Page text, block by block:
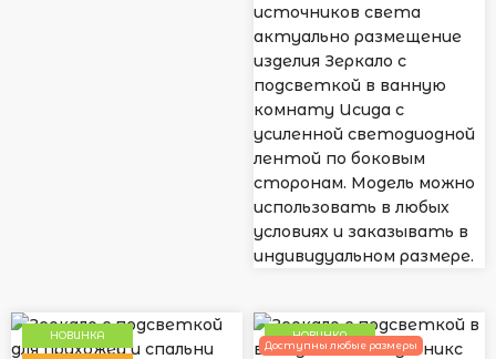
источников света
актуально размещение
изделия Зеркало с
подсветкой в ванную
комнату Исида с
усиленной светодиодной
лентой по боковым
сторонам. Модель можно
использовать в любых
условиях и заказывать в
индивидуальном размере.
НОВИНКА
НОВИНКА
Доступны любые размеры